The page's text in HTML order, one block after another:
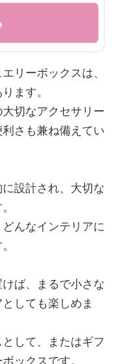
リーボックスは、
ます。
切なアクセサリー
さも兼ね備えてい
設計され、大切な
んなインテリアに
ば、まるで小さな
しても楽しめま
して、またはギフ
ックスです。